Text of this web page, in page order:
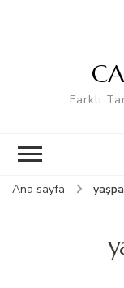
Farklı
Ana sayfa